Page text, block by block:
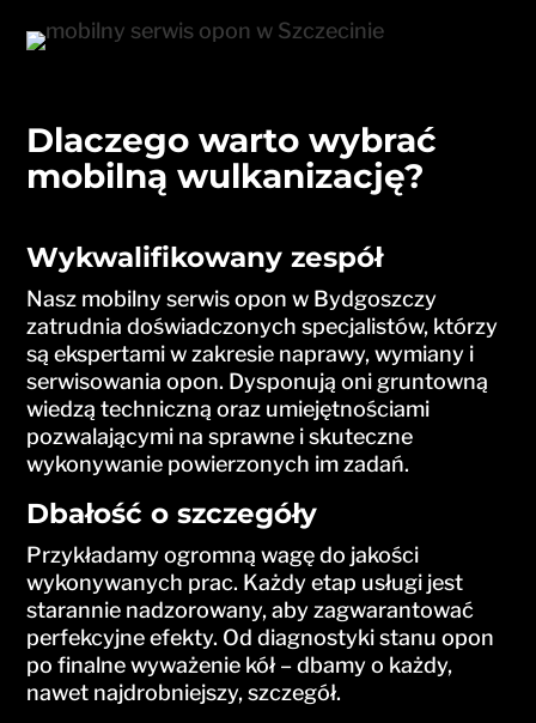
Dlaczego warto wybrać
mobilną wulkanizację?
Wykwalifikowany zespół
Nasz mobilny serwis opon w Bydgoszczy
zatrudnia doświadczonych specjalistów, którzy
są ekspertami w zakresie naprawy, wymiany i
serwisowania opon. Dysponują oni gruntowną
wiedzą techniczną oraz umiejętnościami
pozwalającymi na sprawne i skuteczne
wykonywanie powierzonych im zadań.
Dbałość o szczegóły
Przykładamy ogromną wagę do jakości
wykonywanych prac. Każdy etap usługi jest
starannie nadzorowany, aby zagwarantować
perfekcyjne efekty. Od diagnostyki stanu opon
po finalne wyważenie kół – dbamy o każdy,
nawet najdrobniejszy, szczegół.